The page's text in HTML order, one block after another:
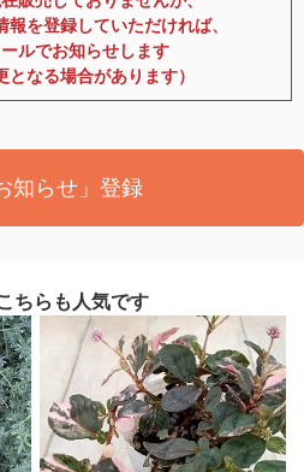
を登録していただければ、
ルでお知らせします
となる場合があります）
知らせ」登録
ちらも人気です